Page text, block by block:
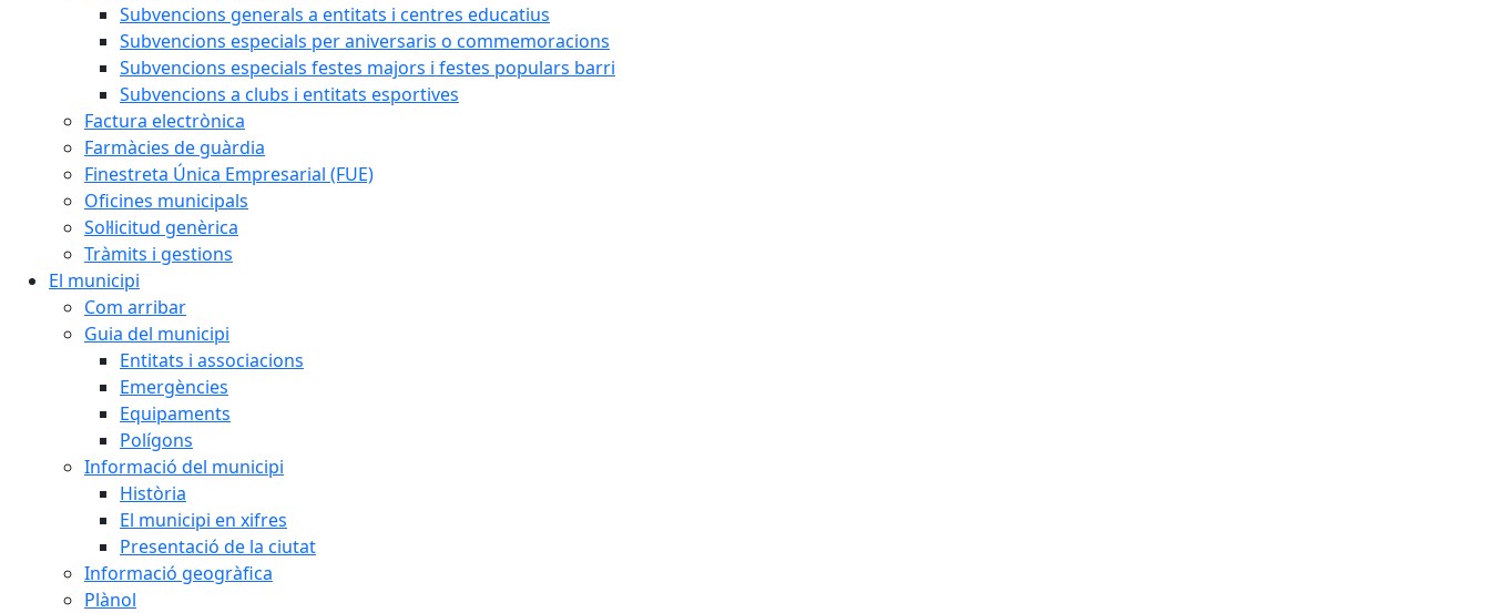
Subvencions generals a entitats i centres educatius
Subvencions especials per aniversaris o commemoracions
Subvencions especials festes majors i festes populars barri
Subvencions a clubs i entitats esportives
Factura electrònica
Farmàcies de guàrdia
Finestreta Única Empresarial (FUE)
Oficines municipals
Sol·licitud genèrica
Tràmits i gestions
El municipi
Com arribar
Guia del municipi
Entitats i associacions
Emergències
Equipaments
Polígons
Informació del municipi
Història
El municipi en xifres
Presentació de la ciutat
Informació geogràfica
Plànol